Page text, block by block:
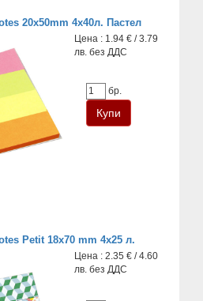
20х50mm 4х40л. Пастел
Цена : 1.94 € / 3.79
лв. без ДДС
бр.
Petit 18x70 mm 4x25 л.
Цена : 2.35 € / 4.60
лв. без ДДС